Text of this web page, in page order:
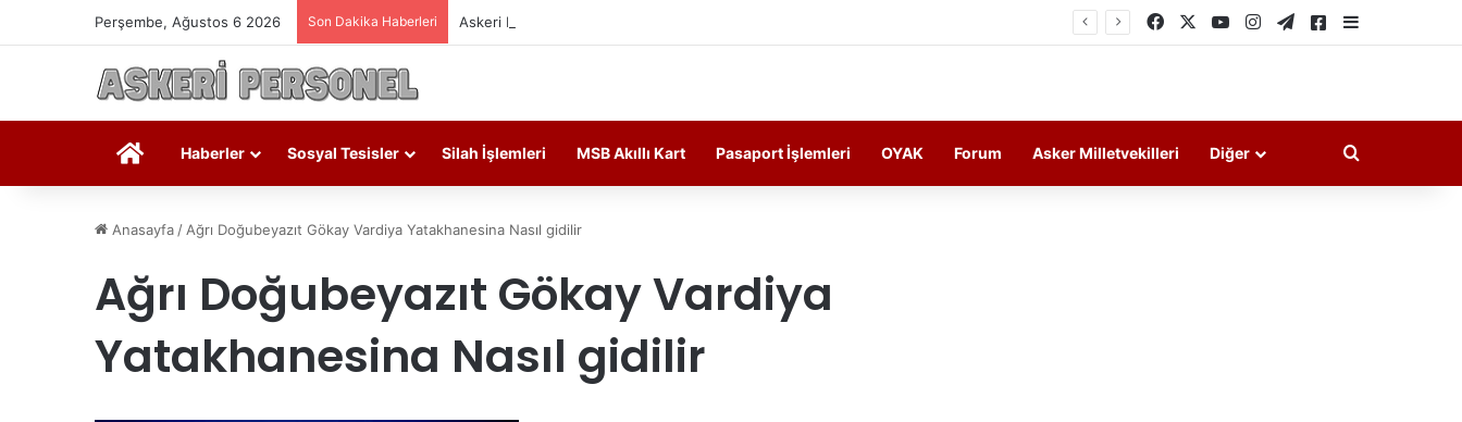
Perşembe, Ağustos 6 2026 Son Dakika Haberleri Askeri Personelin Güncel Haber ve Bilgi Sitesi. Facebook YouTubeInstagramTelegramAskeri Haberler
Askeri Personel
Haberler Sosyal Tesisler Silah İşlemleri MSB Akıllı Kart Pasaport İşlemleri OYAK Forum Asker Milletvekilleri Diğer Arama yap
Anasayfa / Ağrı Doğubeyazıt Gökay Vardiya Yatakhanesina Nasıl gidilir
Ağrı Doğubeyazıt Gökay Vardiya
Yatakhanesina Nasıl gidilir